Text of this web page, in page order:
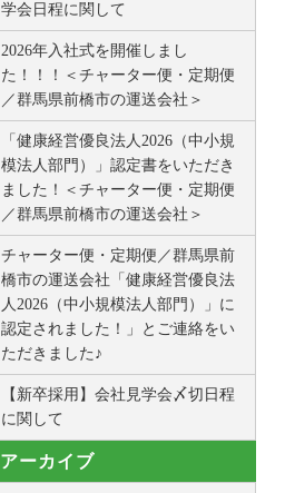
学会日程に関して
2026年入社式を開催しまし
た！！！＜チャーター便・定期便
／群馬県前橋市の運送会社＞
「健康経営優良法人2026（中小規
模法人部門）」認定書をいただき
ました！＜チャーター便・定期便
／群馬県前橋市の運送会社＞
チャーター便・定期便／群馬県前
橋市の運送会社「健康経営優良法
人2026（中小規模法人部門）」に
認定されました！」とご連絡をい
ただきました♪
【新卒採用】会社見学会〆切日程
に関して
アーカイブ